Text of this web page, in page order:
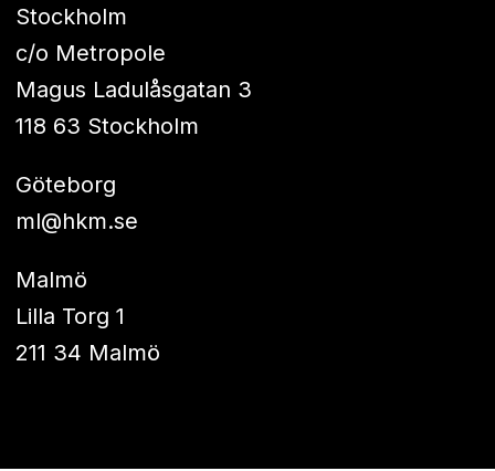
Stockholm
c/o Metropole
Magus Ladulåsgatan 3
118 63 Stockholm
Göteborg
ml@hkm.se
Malmö
Lilla Torg 1
211 34 Malmö